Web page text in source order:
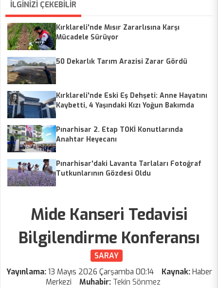
İLGİNİZİ ÇEKEBİLİR
Kırklareli'nde Mısır Zararlısına Karşı
Mücadele Sürüyor
50 Dekarlık Tarım Arazisi Zarar Gördü
Kırklareli'nde Eski Eş Dehşeti: Anne Hayatını
Kaybetti, 4 Yaşındaki Kızı Yoğun Bakımda
Pınarhisar 2. Etap TOKİ Konutlarında
Anahtar Heyecanı
Pınarhisar'daki Lavanta Tarlaları Fotoğraf
Tutkunlarının Gözdesi Oldu
Mide Kanseri Tedavisi
Bilgilendirme Konferansı
SARAY
Yayınlama:13 Mayıs 2026 Çarşamba 00:14 Kaynak: Haber
Merkezi
Muhabir: Tekin Sönmez